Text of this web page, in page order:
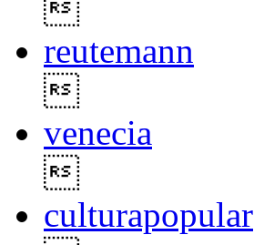
reutemann
venecia
culturapopular